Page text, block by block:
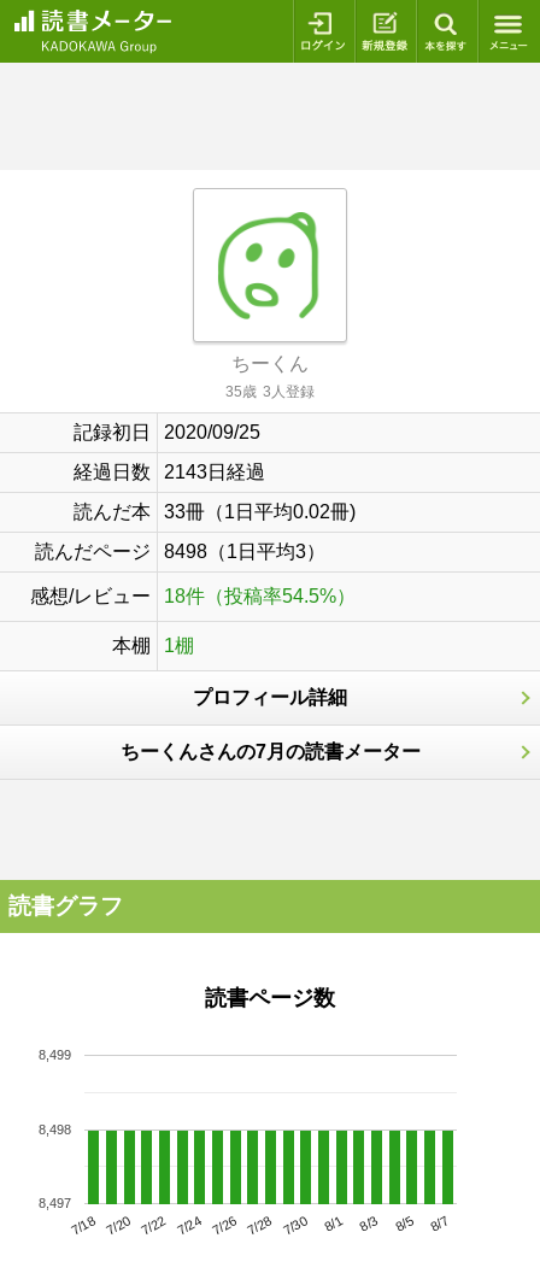
ログイン 新規登録
ちーくん
35歳 3人登録
記録初日
2020/09/25
経過日数
2143日経過
読んだ本
33冊（1日平均0.02冊)
読んだページ
8498（1日平均3）
感想/レビュー 18件（投稿率54.5%）
本棚 1棚
プロフィール詳細
ちーくんさんの7月の読書メーター
読書グラフ
読書ページ数
7/18 7/20 7/22 7/24 7/26 7/28 7/30 8/1 8/3 8/5 8/7
8,497
8,498
8,499